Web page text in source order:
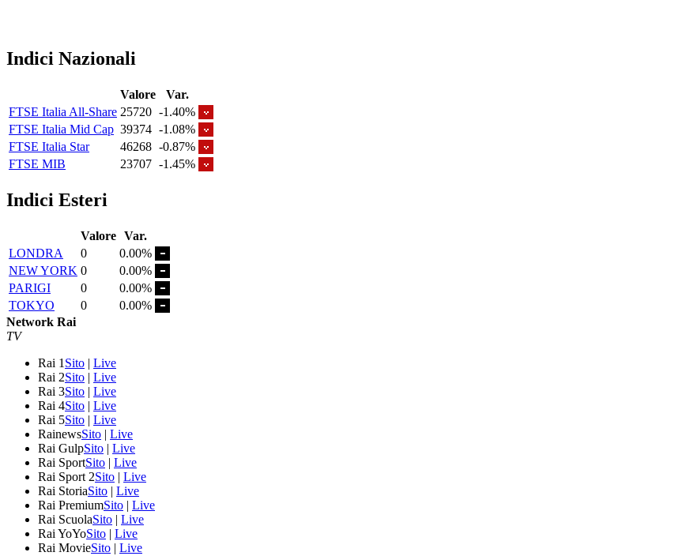
Indici Nazionali
Valore
Var.
FTSE Italia All-Share 25720 -1.40%
FTSE Italia Mid Cap 39374 -1.08%
FTSE Italia Star
46268 -0.87%
FTSE MIB
23707 -1.45%
Indici Esteri
Valore Var.
LONDRA
0
0.00%
NEW YORK 0
0.00%
PARIGI
0
0.00%
TOKYO
0
0.00%
Network Rai
TV
Rai 1 Sito | Live
Rai 2Sito | Live
Rai 3Sito | Live
Rai 4Sito | Live
Rai 5Sito | Live
RainewsSito | Live
Rai GulpSito | Live
Rai SportSito | Live
Rai Sport 2Sito | Live
Rai StoriaSito | Live
Rai PremiumSito | Live
Rai ScuolaSito | Live
Rai YoYoSito | Live
Rai MovieSito | Live